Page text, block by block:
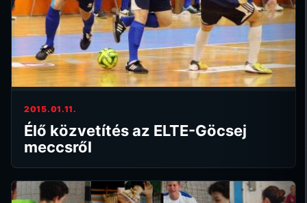
2015.01.11.
Élő közvetítés az ELTE-Göcsej
meccsről